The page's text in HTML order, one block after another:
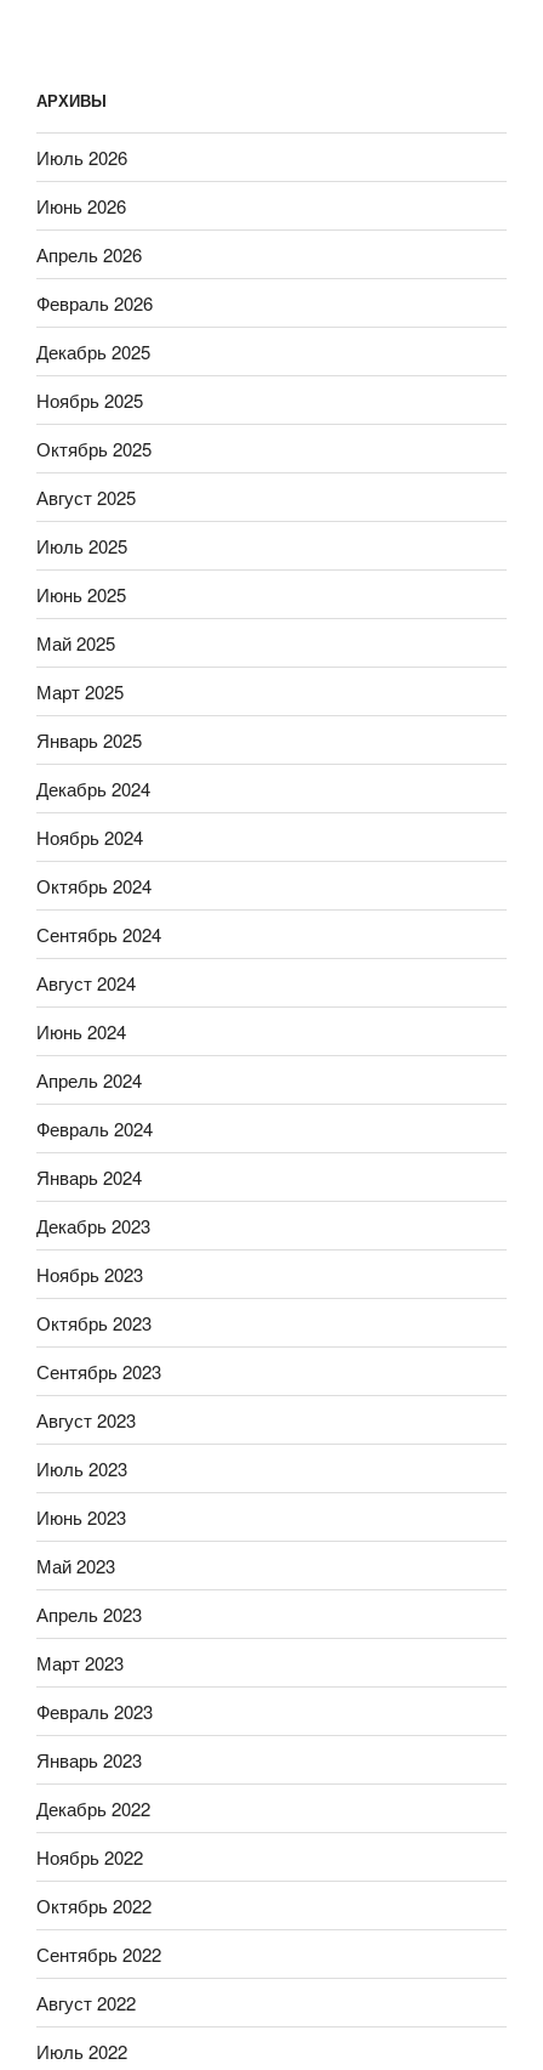
АРХИВЫ
Июль 2026
Июнь 2026
Апрель 2026
Февраль 2026
Декабрь 2025
Ноябрь 2025
Октябрь 2025
Август 2025
Июль 2025
Июнь 2025
Май 2025
Март 2025
Январь 2025
Декабрь 2024
Ноябрь 2024
Октябрь 2024
Сентябрь 2024
Август 2024
Июнь 2024
Апрель 2024
Февраль 2024
Январь 2024
Декабрь 2023
Ноябрь 2023
Октябрь 2023
Сентябрь 2023
Август 2023
Июль 2023
Июнь 2023
Май 2023
Апрель 2023
Март 2023
Февраль 2023
Январь 2023
Декабрь 2022
Ноябрь 2022
Октябрь 2022
Сентябрь 2022
Август 2022
Июль 2022